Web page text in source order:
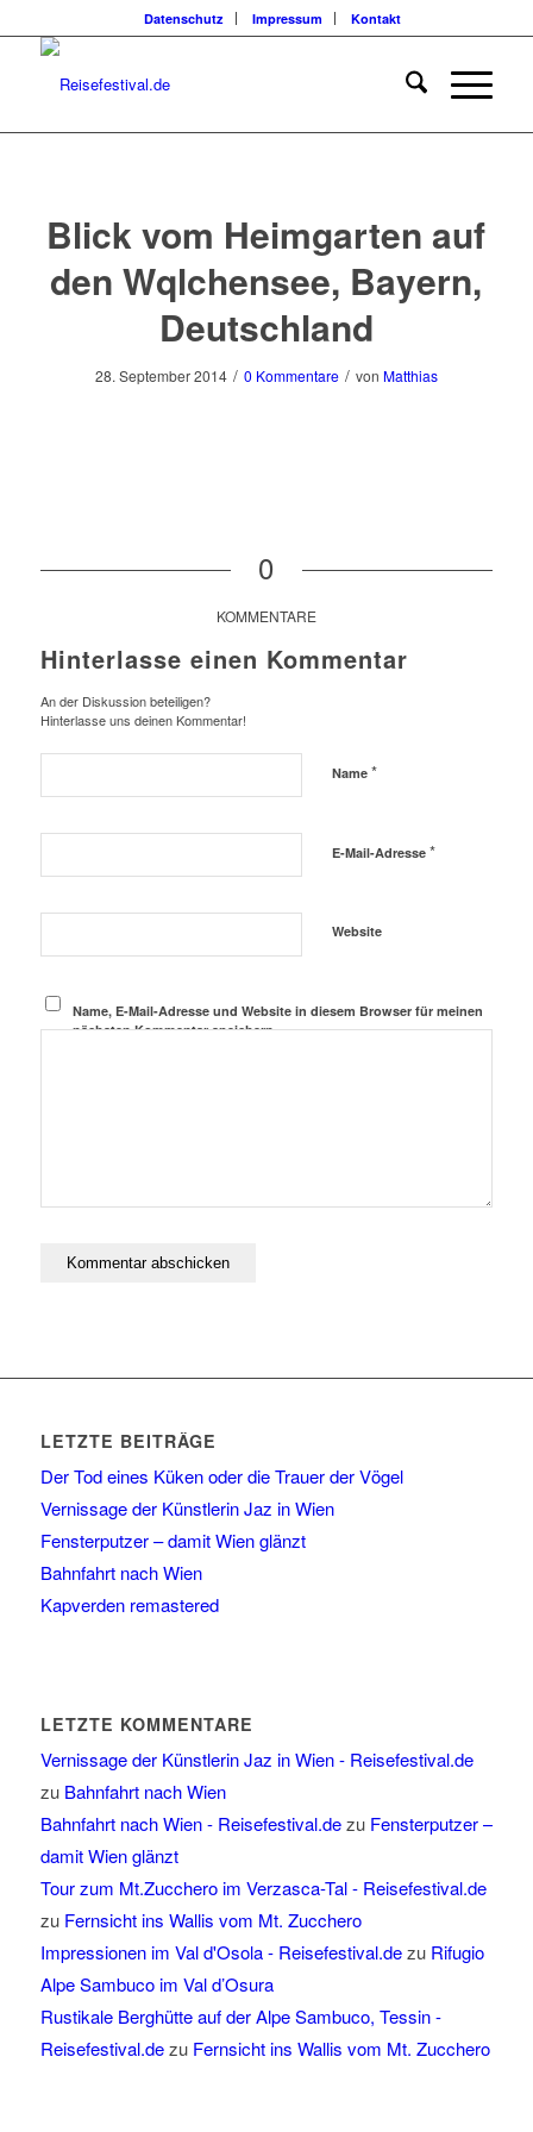
Datenschutz Impressum Kontakt
Blick vom Heimgarten auf
den Wqlchensee, Bayern,
Deutschland
28. September 2014 / 0 Kommentare / von Matthias
0
KOMMENTARE
Hinterlasse einen Kommentar
An der Diskussion beteiligen?
Hinterlasse uns deinen Kommentar!
Name *
E-Mail-Adresse *
Website
Name, E-Mail-Adresse und Website in diesem Browser für meinen
nächsten Kommentar speichern.
LETZTE BEITRÄGE
Der Tod eines Küken oder die Trauer der Vögel
Vernissage der Künstlerin Jaz in Wien
Fensterputzer – damit Wien glänzt
Bahnfahrt nach Wien
Kapverden remastered
LETZTE KOMMENTARE
Vernissage der Künstlerin Jaz in Wien - Reisefestival.de
zu Bahnfahrt nach Wien
Bahnfahrt nach Wien - Reisefestival.dezu Fensterputzer –
damit Wien glänzt
Tour zum Mt.Zucchero im Verzasca-Tal - Reisefestival.de
zu Fernsicht ins Wallis vom Mt. Zucchero
Impressionen im Val d'Osola - Reisefestival.dezu Rifugio
Alpe Sambuco im Val d’Osura
Rustikale Berghütte auf der Alpe Sambuco, Tessin -
Reisefestival.dezu Fernsicht ins Wallis vom Mt. Zucchero